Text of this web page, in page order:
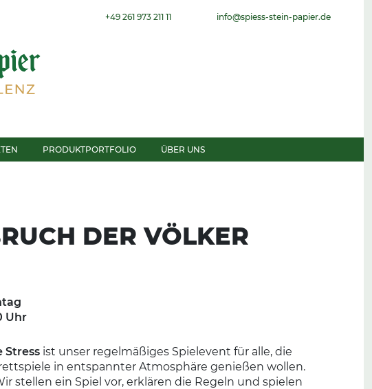
+49 261 973 211 11 info@spiess-stein-papier.de
PRODUKTPORTFOLIO ÜBER UNS
DER VÖLKER
Uhr
Stress ist unser regelmäßiges Spielevent für alle, die
in entspannter Atmosphäre genießen wollen.
stellen ein Spiel vor, erklären die Regeln und spielen